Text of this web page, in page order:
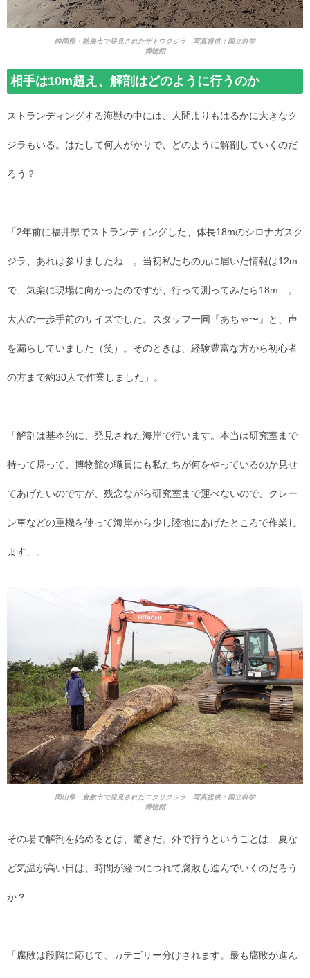
静岡県・熱海市で発見されたザトウクジラ 写真提供：国立科学
博物館
相手は10m超え、解剖はどのように行うのか
ストランディングする海獣の中には、人間よりもはるかに大きなク
ジラもいる。はたして何人がかりで、どのように解剖していくのだ
ろう？
「2年前に福井県でストランディングした、体長18mのシロナガスク
ジラ、あれは参りましたね…。当初私たちの元に届いた情報は12m
で、気楽に現場に向かったのですが、行って測ってみたら18m…。
大人の一歩手前のサイズでした。スタッフ一同『あちゃ〜』と、声
を漏らしていました（笑）。そのときは、経験豊富な方から初心者
の方まで約30人で作業しました」。
「解剖は基本的に、発見された海岸で行います。本当は研究室まで
持って帰って、博物館の職員にも私たちが何をやっているのか見せ
てあげたいのですが、残念ながら研究室まで運べないので、クレー
ン車などの重機を使って海岸から少し陸地にあげたところで作業し
ます」。
岡山県・倉敷市で発見されたニタリクジラ 写真提供：国立科学
博物館
その場で解剖を始めるとは、驚きだ。外で行うということは、夏な
ど気温が高い日は、時間が経つにつれて腐敗も進んでいくのだろう
か？
「腐敗は段階に応じて、カテゴリー分けされます。最も腐敗が進ん